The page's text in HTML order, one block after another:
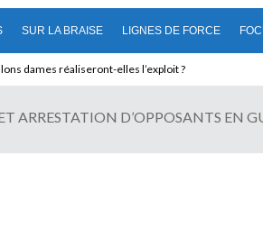
SUR LA BRAISE LIGNES DE FORCE
: Une mesure souveraine aux conséquences
ARRESTATION D’OPPOSANTS EN